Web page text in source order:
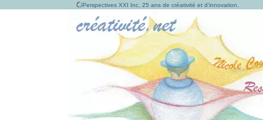
Perspectives XXI Inc, 25 ans de créativité et d'innovation.